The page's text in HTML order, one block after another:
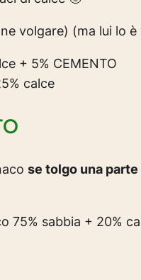
volgare) (ma lui lo
+ 5% CEMENTO
calce
se tolgo una
75% sabbia + 20%